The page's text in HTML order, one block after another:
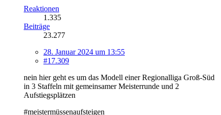
Reaktionen
1.335
Beiträge
23.277
28. Januar 2024 um 13:55
#17.309
nein hier geht es um das Modell einer Regionalliga Groß-Süd
in 3 Staffeln mit gemeinsamer Meisterrunde und 2
Aufstiegsplätzen
#meistermüssenaufsteigen